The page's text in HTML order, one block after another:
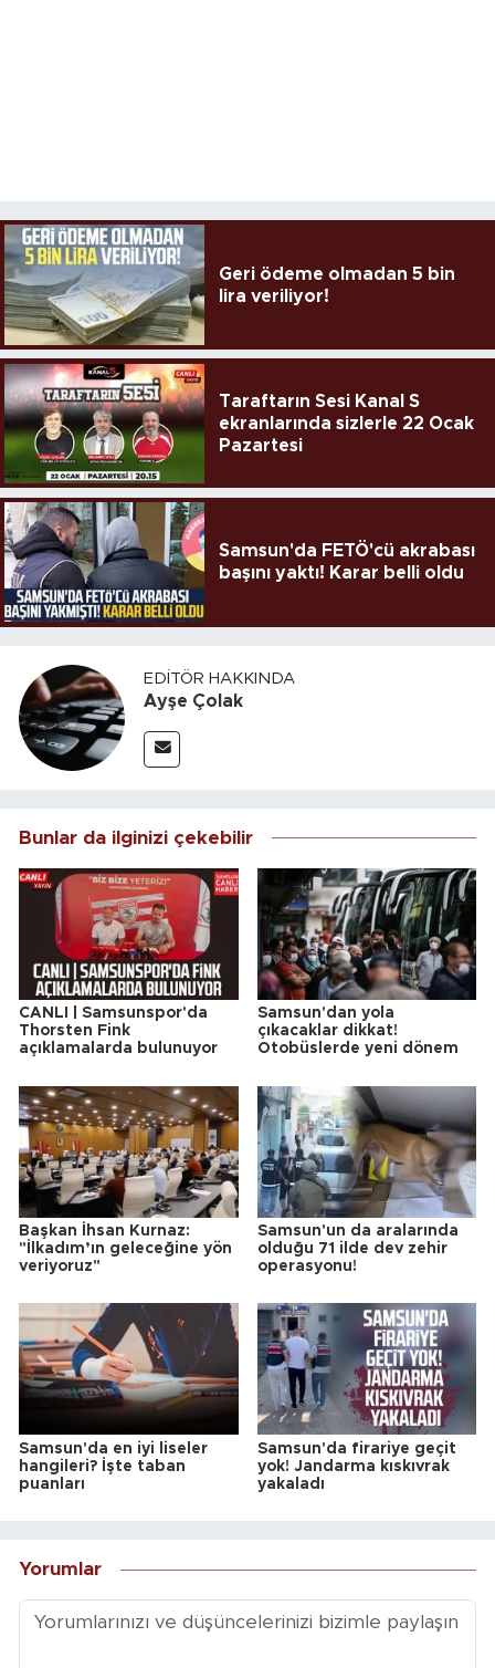
Geri ödeme olmadan 5 bin
lira veriliyor!
Taraftarın Sesi Kanal S
ekranlarında sizlerle 22 Ocak
Pazartesi
Samsun'da FETÖ'cü akrabası
başını yaktı! Karar belli oldu
EDITÖR HAKKINDA
Ayşe Çolak
Bunlar da ilginizi çekebilir
CANLI | Samsunspor'da
Thorsten Fink
açıklamalarda bulunuyor
Samsun'dan yola
çıkacaklar dikkat!
Otobüslerde yeni dönem
Başkan İhsan Kurnaz:
"İlkadım’ın geleceğine yön
veriyoruz"
Samsun'un da aralarında
olduğu 71 ilde dev zehir
operasyonu!
Samsun'da en iyi liseler
hangileri? İşte taban
puanları
Samsun'da firariye geçit
yok! Jandarma kıskıvrak
yakaladı
Yorumlar